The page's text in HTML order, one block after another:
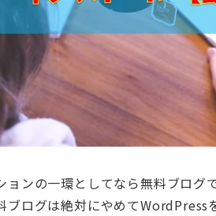
ョンの一環としてなら無料ブログ
ブログは絶対にやめて